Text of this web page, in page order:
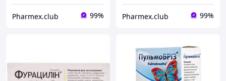
Pharmex.club 99% Pharmex.club 99%